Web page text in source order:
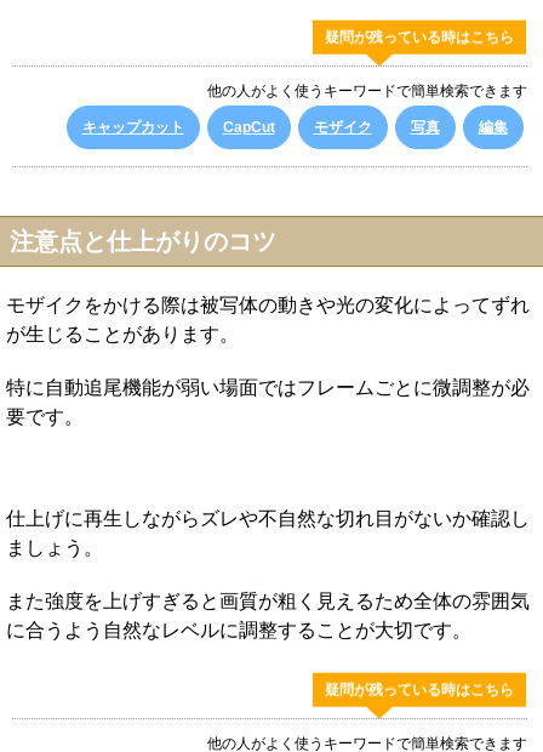
疑問が残っている時はこちら
他の人がよく使うキーワードで簡単検索できます
キャップカット CapCut モザイク 写真 編集
注意点と仕上がりのコツ
モザイクをかける際は被写体の動きや光の変化によってずれ
が生じることがあります。
特に自動追尾機能が弱い場面ではフレームごとに微調整が必
要です。
仕上げに再生しながらズレや不自然な切れ目がないか確認し
ましょう。
また強度を上げすぎると画質が粗く見えるため全体の雰囲気
に合うよう自然なレベルに調整することが大切です。
疑問が残っている時はこちら
他の人がよく使うキーワードで簡単検索できます